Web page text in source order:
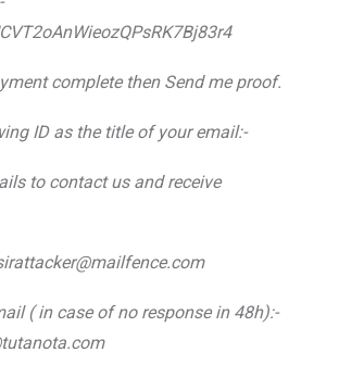
complete then Send me proof.
ID as the title of your email:-
to contact us and receive
( in case of no response in 48h):-